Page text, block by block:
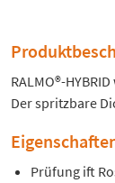
RALMO®-
Der spritzbare
Prüfung ift